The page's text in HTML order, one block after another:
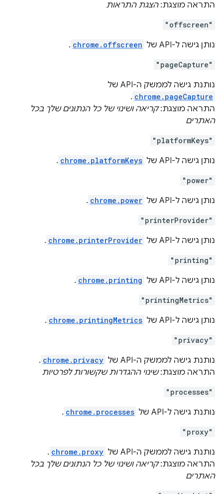
התראה מוצגת:הצגת התראות
"offscreen"
נותן גישה ל-API של chrome.offscreen
.
"pageCapture"
נותנת גישה לממשק ה-API של
chrome.pageCapture
.
התראה מוצגת:קריאה ושינוי של כל הנתונים שלך בכל
האתרים
"platformKeys"
נותן גישה ל-API של chrome.platformKeys
.
"power"
נותן גישה ל-API של chrome.power
.
"printerProvider"
נותן גישה ל-API של chrome.printerProvider
.
"printing"
נותן גישה ל-API של chrome.printing
.
"printingMetrics"
נותן גישה ל-API של chrome.printingMetrics
.
"privacy"
נותנת גישה לממשק ה-API של chrome.privacy
.
התראה מוצגת:שינוי ההגדרות שקשורות לפרטיות
"processes"
נותנת גישה ל-API של chrome.processes
.
"proxy"
נותנת גישה לממשק ה-API של chrome.proxy
.
התראה מוצגת:קריאה ושינוי של כל הנתונים שלך בכל
האתרים